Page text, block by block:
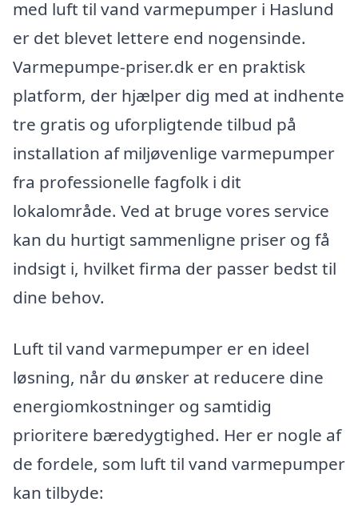
med luft til vand varmepumper i Haslund
er det blevet lettere end nogensinde.
Varmepumpe-priser.dk er en praktisk
platform, der hjælper dig med at indhente
tre gratis og uforpligtende tilbud på
installation af miljøvenlige varmepumper
fra professionelle fagfolk i dit
lokalområde. Ved at bruge vores service
kan du hurtigt sammenligne priser og få
indsigt i, hvilket firma der passer bedst til
dine behov.
Luft til vand varmepumper er en ideel
løsning, når du ønsker at reducere dine
energiomkostninger og samtidig
prioritere bæredygtighed. Her er nogle af
de fordele, som luft til vand varmepumper
kan tilbyde: